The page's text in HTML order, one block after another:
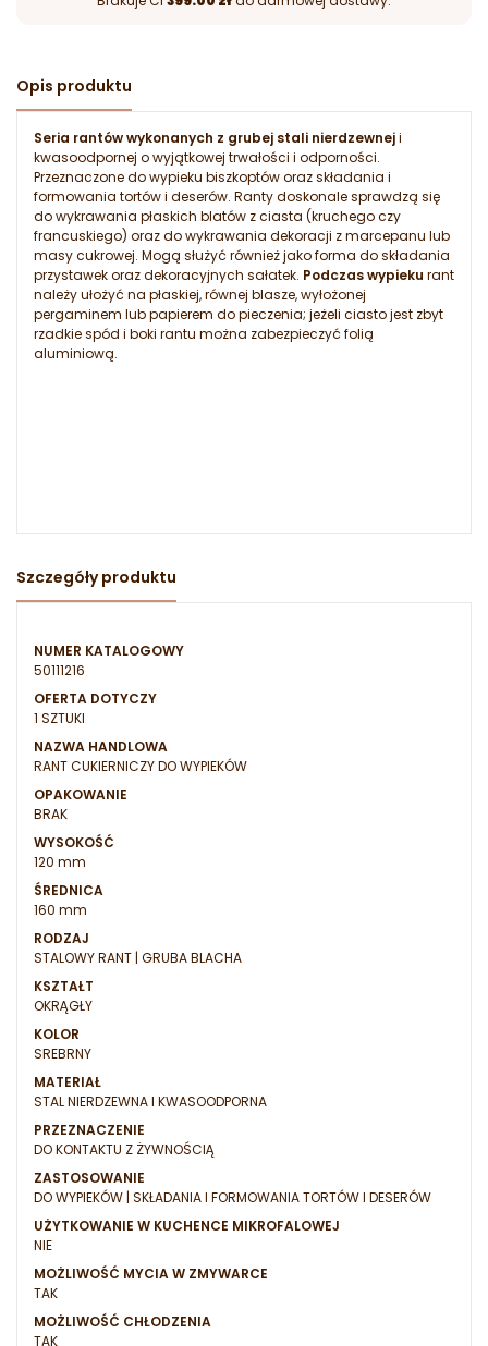
Opis produktu
Seria rantów wykonanych z grubej stali nierdzewneji
kwasoodpornej o wyjątkowej trwałości i odporności.
Przeznaczone do wypieku biszkoptów oraz składania i
formowania tortów i deserów. Ranty doskonale sprawdzą się
do wykrawania płaskich blatów z ciasta (kruchego czy
francuskiego) oraz do wykrawania dekoracji z marcepanu lub
masy cukrowej. Mogą służyć również jako forma do składania
przystawek oraz dekoracyjnych sałatek. Podczas wypieku rant
należy ułożyć na płaskiej, równej blasze, wyłożonej
pergaminem lub papierem do pieczenia; jeżeli ciasto jest zbyt
rzadkie spód i boki rantu można zabezpieczyć folią
aluminiową.
Szczegóły produktu
NUMER KATALOGOWY
50111216
OFERTA DOTYCZY
1 SZTUKI
NAZWA HANDLOWA
RANT CUKIERNICZY DO WYPIEKÓW
OPAKOWANIE
BRAK
WYSOKOŚĆ
120 mm
ŚREDNICA
160 mm
RODZAJ
STALOWY RANT | GRUBA BLACHA
KSZTAŁT
OKRĄGŁY
KOLOR
SREBRNY
MATERIAŁ
STAL NIERDZEWNA I KWASOODPORNA
PRZEZNACZENIE
DO KONTAKTU Z ŻYWNOŚCIĄ
ZASTOSOWANIE
DO WYPIEKÓW | SKŁADANIA I FORMOWANIA TORTÓW I DESERÓW
UŻYTKOWANIE W KUCHENCE MIKROFALOWEJ
NIE
MOŻLIWOŚĆ MYCIA W ZMYWARCE
TAK
MOŻLIWOŚĆ CHŁODZENIA
TAK